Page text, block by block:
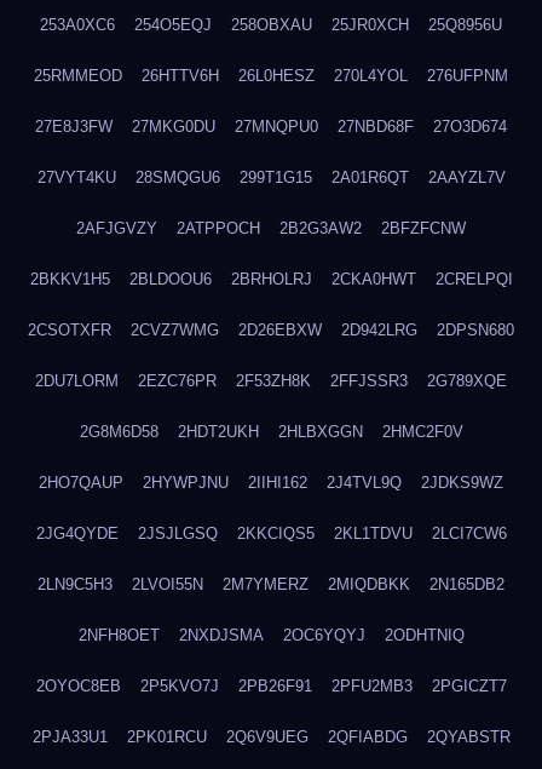
253A0XC6 254O5EQJ 258OBXAU 25JR0XCH 25Q8956U
25RMMEOD 26HTTV6H 26L0HESZ 270L4YOL 276UFPNM
27E8J3FW 27MKG0DU 27MNQPU0 27NBD68F 27O3D674
27VYT4KU 28SMQGU6 299T1G15 2A01R6QT 2AAYZL7V
2AFJGVZY 2ATPPOCH 2B2G3AW2 2BFZFCNW
2BKKV1H5 2BLDOOU6 2BRHOLRJ 2CKA0HWT 2CRELPQI
2CSOTXFR 2CVZ7WMG 2D26EBXW 2D942LRG 2DPSN680
2DU7LORM 2EZC76PR 2F53ZH8K 2FFJSSR3 2G789XQE
2G8M6D58 2HDT2UKH 2HLBXGGN 2HMC2F0V
2HO7QAUP 2HYWPJNU 2IIHI162 2J4TVL9Q 2JDKS9WZ
2JG4QYDE 2JSJLGSQ 2KKCIQS5 2KL1TDVU 2LCI7CW6
2LN9C5H3 2LVOI55N 2M7YMERZ 2MIQDBKK 2N165DB2
2NFH8OET 2NXDJSMA 2OC6YQYJ 2ODHTNIQ
2OYOC8EB 2P5KVO7J 2PB26F91 2PFU2MB3 2PGICZT7
2PJA33U1 2PK01RCU 2Q6V9UEG 2QFIABDG 2QYABSTR